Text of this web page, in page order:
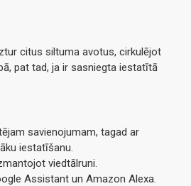
citus siltuma avotus, cirkulējot
pat tad, ja ir sasniegta iestatītā
savienojumam, tagad ar
iestatīšanu.
viedtālruni.
Assistant un Amazon Alexa.